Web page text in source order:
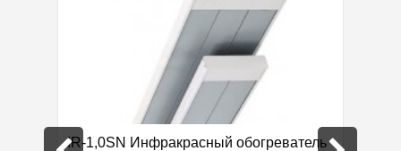
IR-1,0SN Инфракрасный обогреватель